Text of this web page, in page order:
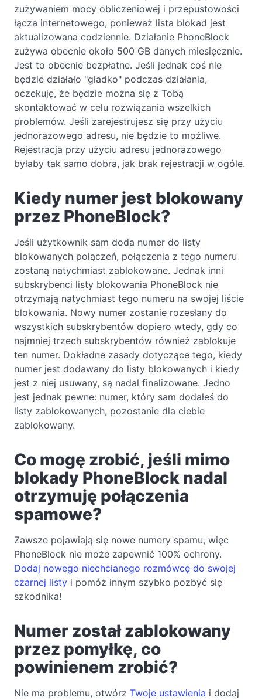
zużywaniem mocy obliczeniowej i przepustowości
łącza internetowego, ponieważ lista blokad jest
aktualizowana codziennie. Działanie PhoneBlock
zużywa obecnie około 500 GB danych miesięcznie.
Jest to obecnie bezpłatne. Jeśli jednak coś nie
będzie działało "gładko" podczas działania,
oczekuję, że będzie można się z Tobą
skontaktować w celu rozwiązania wszelkich
problemów. Jeśli zarejestrujesz się przy użyciu
jednorazowego adresu, nie będzie to możliwe.
Rejestracja przy użyciu adresu jednorazowego
byłaby tak samo dobra, jak brak rejestracji w ogóle.
Kiedy numer jest blokowany
przez PhoneBlock?
Jeśli użytkownik sam doda numer do listy
blokowanych połączeń, połączenia z tego numeru
zostaną natychmiast zablokowane. Jednak inni
subskrybenci listy blokowania PhoneBlock nie
otrzymają natychmiast tego numeru na swojej liście
blokowania. Nowy numer zostanie rozesłany do
wszystkich subskrybentów dopiero wtedy, gdy co
najmniej trzech subskrybentów również zablokuje
ten numer. Dokładne zasady dotyczące tego, kiedy
numer jest dodawany do listy blokowanych i kiedy
jest z niej usuwany, są nadal finalizowane. Jedno
jest jednak pewne: numer, który sam dodałeś do
listy zablokowanych, pozostanie dla ciebie
zablokowany.
Co mogę zrobić, jeśli mimo
blokady PhoneBlock nadal
otrzymuję połączenia
spamowe?
Zawsze pojawiają się nowe numery spamu, więc
PhoneBlock nie może zapewnić 100% ochrony.
Dodaj nowego niechcianego rozmówcę do swojej
czarnej listy i pomóż innym szybko pozbyć się
szkodnika!
Numer został zablokowany
przez pomyłkę, co
powinienem zrobić?
Nie ma problemu, otwórz Twoje ustawienia i dodaj